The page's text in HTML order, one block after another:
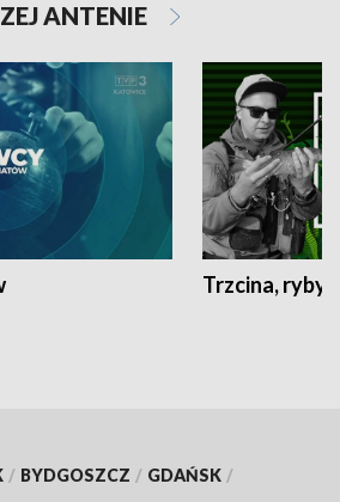
ANTENIE
Trzcina, ryby
/ BYDGOSZCZ / GDAŃSK /